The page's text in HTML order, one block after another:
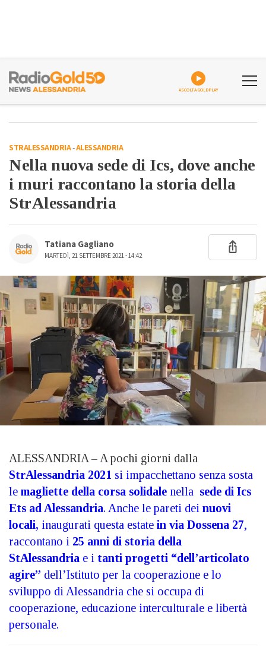
ASCOLTA GOLDPLAY
STRALESSANDRIA-ALESSANDRIA
Nella nuova sede di Ics, dove anche
i muri raccontano la storia della
StrAlessandria
Tatiana Gagliano
MARTEDÌ, 21 SETTEMBRE 2021 - 14:42
ALESSANDRIA – A pochi giorni dalla
StrAlessandria 2021 si impacchettano senza sosta
le magliette della corsa solidale nella sede di Ics
Ets ad Alessandria. Anche le pareti dei nuovi
locali, inaugurati questa estate in via Dossena 27,
raccontano i 25 anni di storia della
StAlessandria e i tanti progetti “dell’articolato
agire” dell’Istituto per la cooperazione e lo
sviluppo di Alessandria che si occupa di
cooperazione, educazione interculturale e libertà
personale.